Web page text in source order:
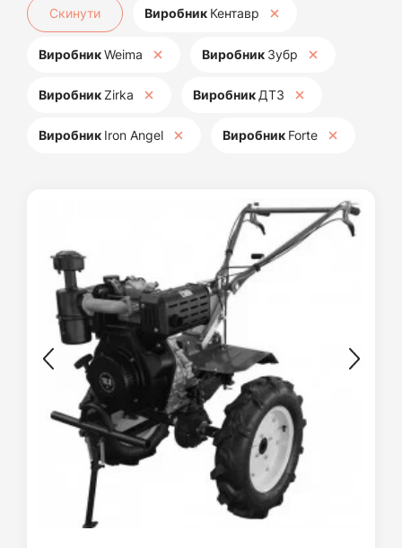
Скинути Виробник Кентавр
ВиробникWeima Виробник Зубр
ВиробникZirka Виробник ДТЗ
Виробник Iron Angel Виробник Forte